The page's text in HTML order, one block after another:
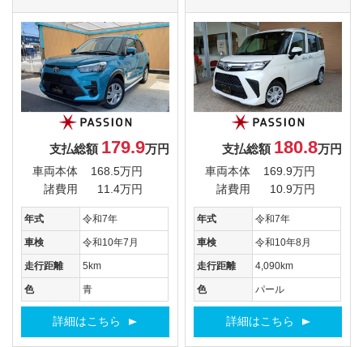
支払総額 179.9万円
車両本体
168.5万円
諸費用
11.4万円
年式 令和7年
車検 令和10年7月
走行距離 5km
色 青
詳細はこちら
支払総額 180.8万円
車両本体
169.9万円
諸費用
10.9万円
年式 令和7年
車検 令和10年8月
走行距離 4,090km
色 パール
詳細はこちら